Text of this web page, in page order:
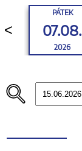
<
PÁTEK
07.08.
2026